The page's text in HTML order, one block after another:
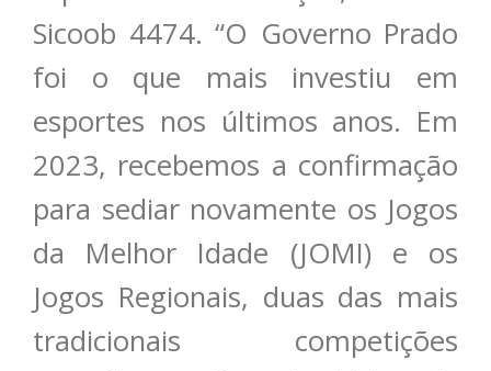
Sicoob 4474. “O Governo Prado
foi o que mais investiu em
esportes nos últimos anos. Em
2023, recebemos a confirmação
para sediar novamente os Jogos
da Melhor Idade (JOMI) e os
Jogos Regionais, duas das mais
tradicionais competições